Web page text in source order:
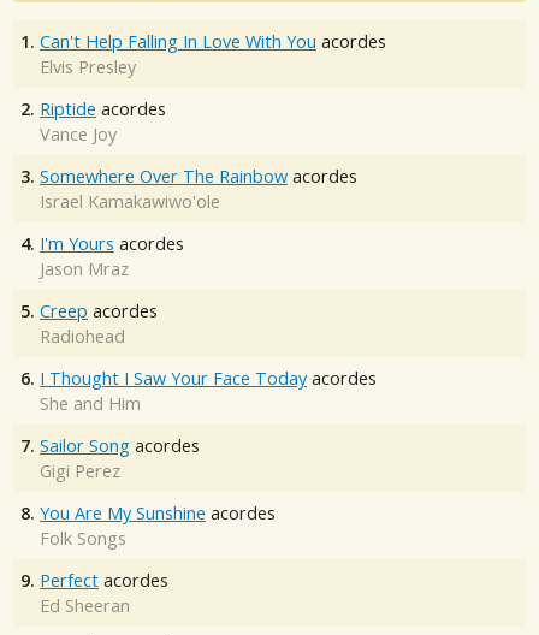
1. Can't Help Falling In Love With You acordes
Elvis Presley
2. Riptide acordes
Vance Joy
3. Somewhere Over The Rainbow acordes
Israel Kamakawiwo'ole
4. I'm Yours acordes
Jason Mraz
5. Creep acordes
Radiohead
6. I Thought I Saw Your Face Today acordes
She and Him
7. Sailor Song acordes
Gigi Perez
8. You Are My Sunshine acordes
Folk Songs
9. Perfect acordes
Ed Sheeran